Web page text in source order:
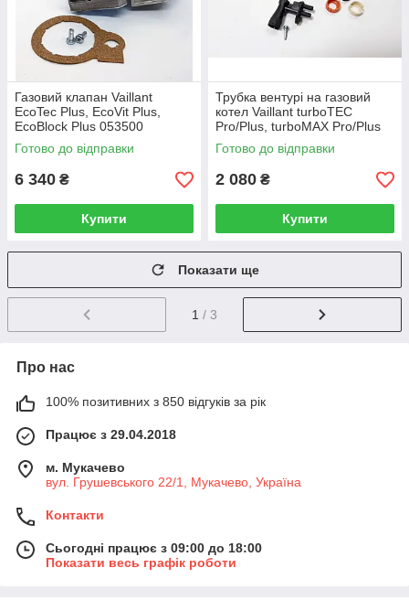
Газовий клапан Vaillant
EcoTec Plus, EcoVit Plus,
EcoBlock Plus 053500
Готово до відправки
6 340 ₴
Купити
Трубка вентурі на газовий
котел Vaillant turboTEC
Pro/Plus, turboMAX Pro/Plus
094282
Готово до відправки
2 080 ₴
Купити
Показати ще
1 / 3
Про нас
100% позитивних з 850 відгуків за рік
Працює з 29.04.2018
м. Мукачево
вул. Грушевського 22/1, Мукачево, Україна
Контакти
Сьогодні працює з 09:00 до 18:00
Показати весь графік роботи